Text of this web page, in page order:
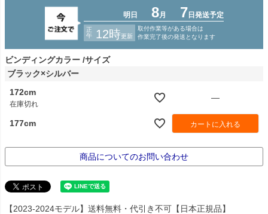
ビンディングカラー サイズ
ブラック×シルバー
172cm
在庫切れ
—
177cm カートに入れる
商品についてのお問い合わせ
【2023-2024モデル】送料無料・代引き不可【日本正規品】